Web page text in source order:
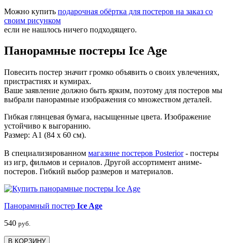
Можно купить подарочная обёртка для постеров на заказ со
своим рисунком
если не нашлось ничего подходящего.
Панорамные постеры Ice Age
Повесить постер значит громко объявить о своих увлечениях,
пристрастиях и кумирах.
Ваше заявление должно быть ярким, поэтому для постеров мы
выбрали панорамные изображения со множеством деталей.
Гибкая глянцевая бумага, насыщенные цвета. Изображение
устойчиво к выгоранию.
Размер: А1 (84 х 60 см).
В специализированном магазине постеров Posterior- постеры
из игр, фильмов и сериалов. Другой ассортимент аниме-
постеров. Гибкий выбор размеров и материалов.
Панорамный постер Ice Age
540 руб.
В КОРЗИНУ